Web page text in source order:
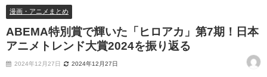
漫画・アニメまとめ
ABEMA特別賞で輝いた「ヒロアカ」第7期！日本
アニメトレンド大賞2024を振り返る
2024年12月27日 2024年12月27日